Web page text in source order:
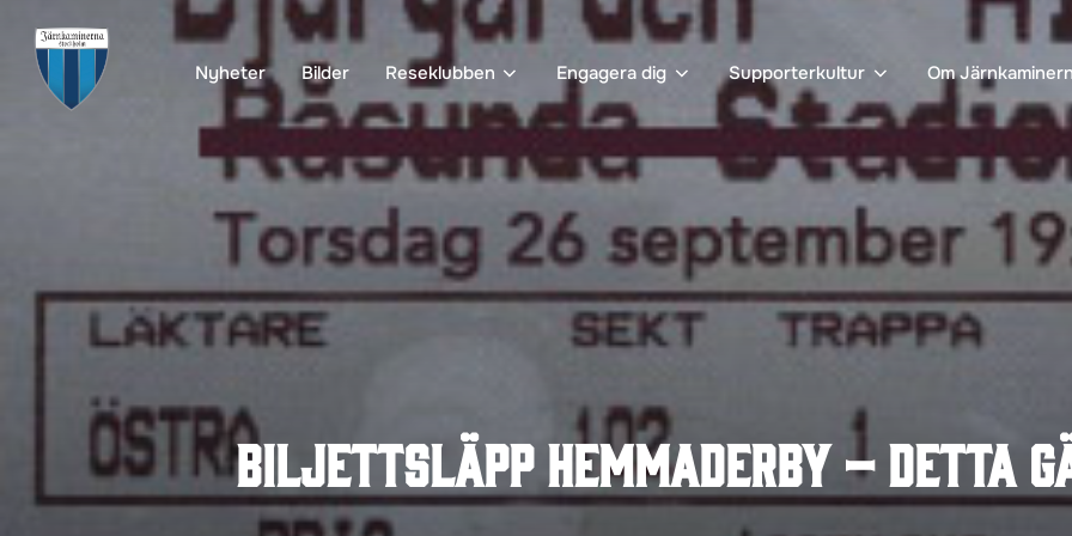
innehåll
Nyheter Bilder Reseklubben Engagera dig Supporterkultur Om
Biljettsläpp hemmaderby – detta